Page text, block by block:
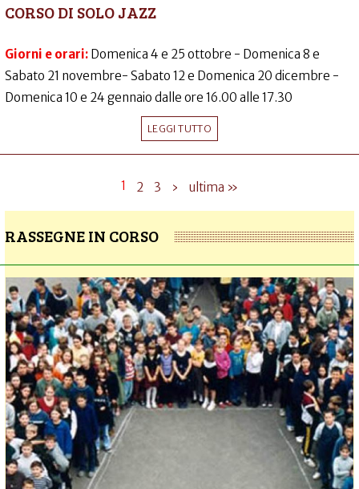
CORSO DI SOLO JAZZ
Giorni e orari: Domenica 4 e 25 ottobre - Domenica 8 e
Sabato 21 novembre- Sabato 12 e Domenica 20 dicembre -
Domenica 10 e 24 gennaio dalle ore 16.00 alle 17.30
LEGGI TUTTO
1 2 3 › ultima »
RASSEGNE IN CORSO